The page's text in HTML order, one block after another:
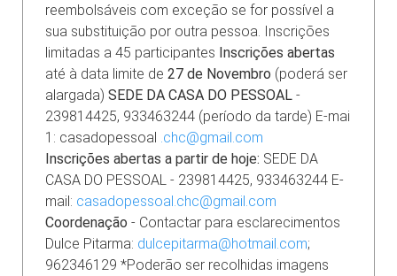
reembolsáveis com exceção se for possível a
sua substituição por outra pessoa. Inscrições
limitadas a 45 participantes Inscrições abertas
até à data limite de 27 de Novembro (poderá ser
alargada) SEDE DA CASA DO PESSOAL -
239814425, 933463244 (período da tarde) E-mai
1: casadopessoal .chc@gmail.com
Inscrições abertas a partir de hoje: SEDE DA
CASA DO PESSOAL - 239814425, 933463244 E-
mail: casadopessoal.chc@gmail.com
Coordenação - Contactar para esclarecimentos
Dulce Pitarma: dulcepitarma@hotmail.com;
962346129 *Poderão ser recolhidas imagens